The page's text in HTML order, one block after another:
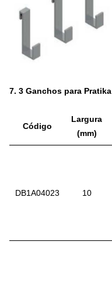
7. 3 Ganchos para Pratika
Código
Largura
(mm)
DB1A04023 10